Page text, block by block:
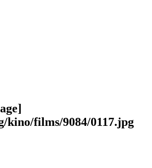
kino/films/9084/0117.jpg